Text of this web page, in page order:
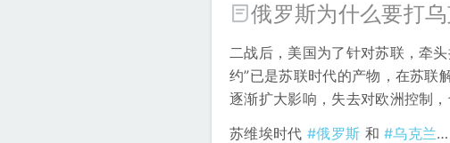
俄罗斯为什么要打
二战后，美国为了针对苏联，牵
约”已是苏联时代的产物，在苏联
逐渐扩大影响，失去对欧洲控制
苏维埃时代 #俄罗斯 和#乌克兰…